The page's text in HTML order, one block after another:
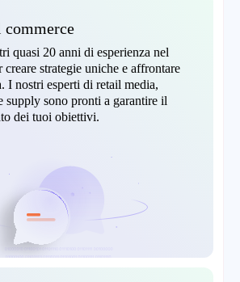
commerce
quasi 20 anni di esperienza nel
creare strategie uniche e affrontare
I nostri esperti di retail media,
supply sono pronti a garantire il
dei tuoi obiettivi.